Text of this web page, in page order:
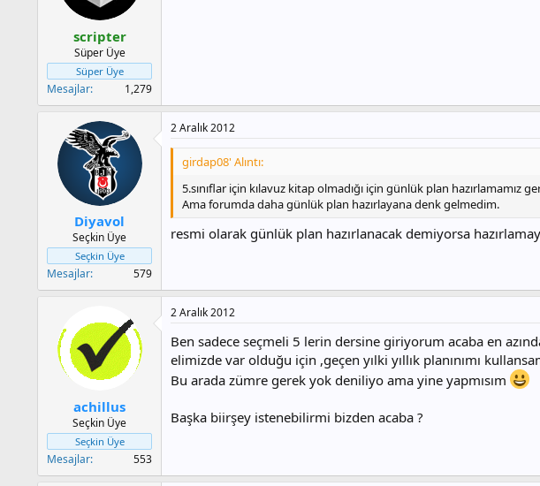
scripter
Süper Üye
Süper Üye
Mesajlar 1,279
Diyavol
Seçkin Üye
Seçkin Üye
Mesajlar 579
2 Aralık 2012
girdap08' Alıntı:
5.sınıflar için kılavuz kitap olmadığı için günlük plan hazırlamamız
Ama forumda daha günlük plan hazırlayana denk gelmedim.
resmi olarak günlük plan hazırlanacak demiyorsa
achillus
Seçkin Üye
Seçkin Üye
Mesajlar 553
2 Aralık 2012
Ben sadece seçmeli 5 lerin dersine giriyorum acaba en
elimizde var olduğu için ,geçen yılki yıllık planınımı
Bu arada zümre gerek yok deniliyo ama yine yapmısım
Başka biirşey istenebilirmi bizden acaba ?